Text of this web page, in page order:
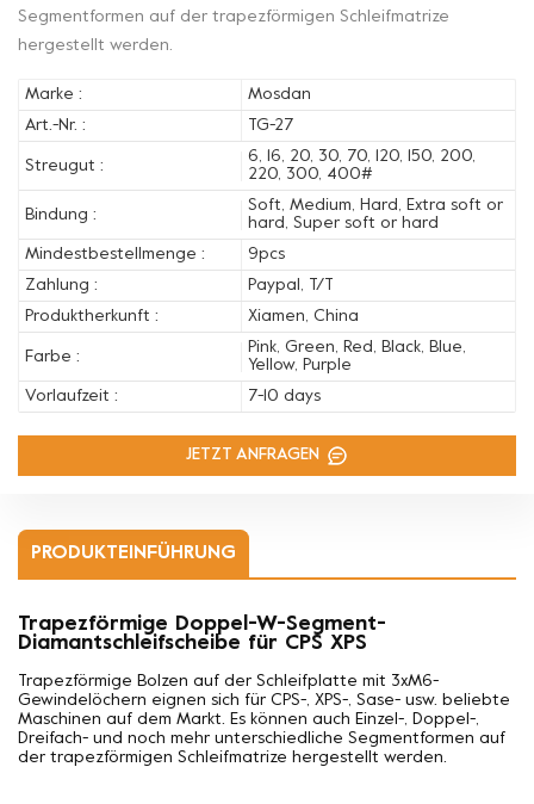
Segmentformen auf der trapezförmigen Schleifmatrize
hergestellt werden.
Marke :
Mosdan
Art.-Nr. :
TG-27
Streugut :
6, 16, 20, 30, 70, 120, 150, 200,
220, 300, 400#
Bindung :
Soft, Medium, Hard, Extra soft or
hard, Super soft or hard
Mindestbestellmenge :
9pcs
Zahlung :
Paypal, T/T
Produktherkunft :
Xiamen, China
Farbe :
Pink, Green, Red, Black, Blue,
Yellow, Purple
Vorlaufzeit :
7-10 days
JETZT ANFRAGEN
PRODUKTEINFÜHRUNG
Trapezförmige Doppel-W-Segment-
Diamantschleifscheibe für CPS XPS
Trapezförmige Bolzen auf der Schleifplatte mit 3xM6-
Gewindelöchern eignen sich für CPS-, XPS-, Sase- usw. beliebte
Maschinen auf dem Markt. Es können auch Einzel-, Doppel-,
Dreifach- und noch mehr unterschiedliche Segmentformen auf
der trapezförmigen Schleifmatrize hergestellt werden.